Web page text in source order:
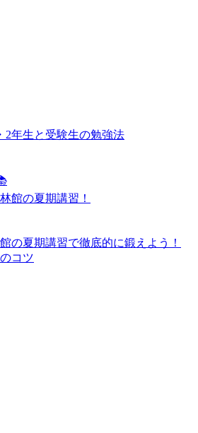
2年生と受験生の勉強法
館の夏期講習！
の夏期講習で徹底的に鍛えよう！
コツ